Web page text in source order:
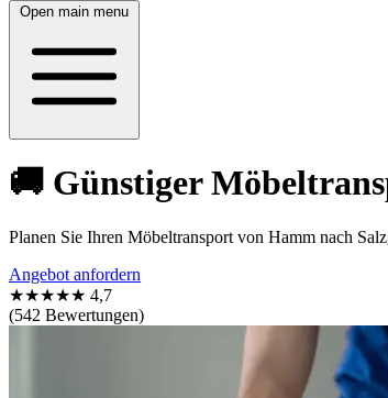
Open main menu
🚚 Günstiger
Planen Sie Ihren Möbeltransport von Hamm nach
Angebot anfordern
★★★★★ 4,7
(542 Bewertungen)